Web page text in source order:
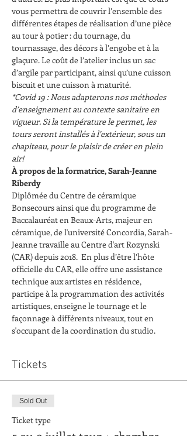
vous permettra de couvrir l’ensemble des
différentes étapes de réalisation d’une pièce
au tour à potier : du tournage, du
tournassage, des décors à l’engobe et à la
glaçure. Le coût de l’atelier inclus un sac
d’argile par participant, ainsi qu’une cuisson
biscuit et une cuisson à maturité.
*Covid 19 : Nous adapterons nos méthodes
d’enseignement au contexte sanitaire en
vigueur. Si la température le permet, les
tours seront installés à l’extérieur, sous un
chapiteau, pour le plaisir de créer en plein
air!
À propos de la formatrice, Sarah-Jeanne
Riberdy
Diplômée du Centre de céramique
Bonsecours ainsi que du programme de
Baccalauréat en Beaux-Arts, majeur en
céramique, de l'université Concordia, Sarah-
Jeanne travaille au Centre d'art Rozynski
(CAR) depuis 2018.  En plus d’être l’hôte
officielle du CAR, elle offre une assistance
technique aux artistes en résidence,
participe à la programmation des activités
artistiques, enseigne le tournage et le
façonnage à différents niveaux, tout en
s'occupant de la coordination du studio.
Tickets
Sold Out
Ticket type